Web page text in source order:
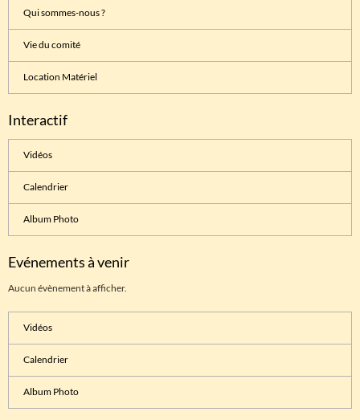
Qui sommes-nous ?
Vie du comité
Location Matériel
Interactif
Vidéos
Calendrier
Album Photo
Evénements à venir
Aucun évènement à afficher.
Vidéos
Calendrier
Album Photo